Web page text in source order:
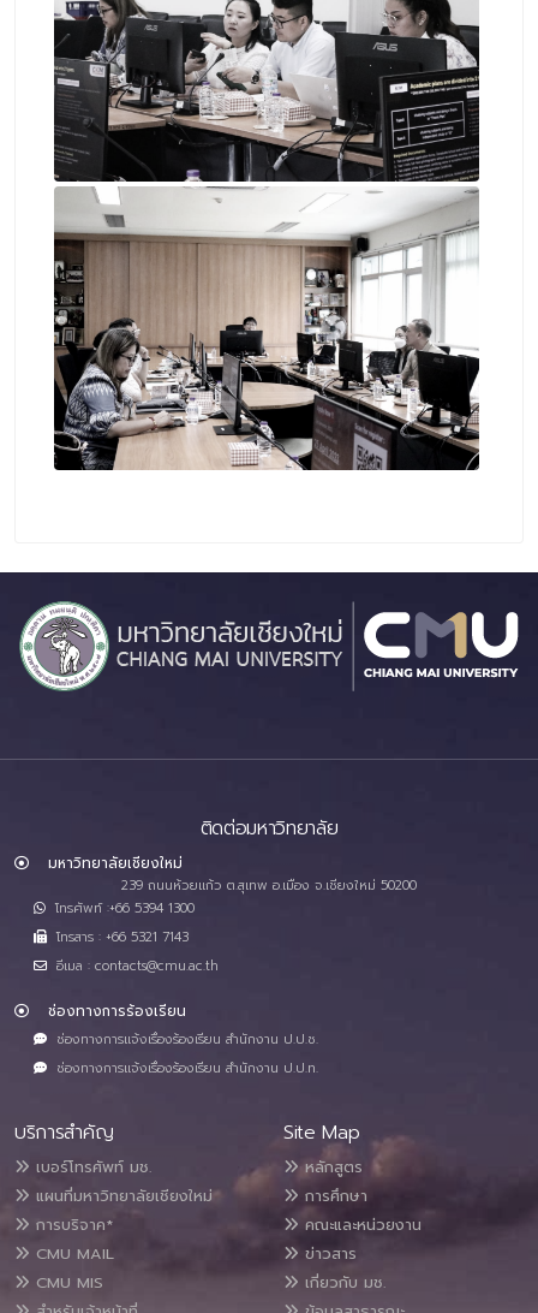
ติดต่อมหาวิทยาลัย
มหาวิทยาลัยเชียงใหม่
239 ถนนห้วยแก้ว ต.สุเทพ อ.เมือง จ.เชียงใหม่ 50200
โทรศัพท์ :+66 5394 1300
โทรสาร : +66 5321 7143
อีเมล : contacts@cmu.ac.th
ช่องทางการร้องเรียน
ช่องทางการแจ้งเรื่องร้องเรียน สำนักงาน ป.ป.ช.
ช่องทางการแจ้งเรื่องร้องเรียน สำนักงาน ป.ป.ท.
บริการสำคัญ
เบอร์โทรศัพท์ มช.
แผนที่มหาวิทยาลัยเชียงใหม่
การบริจาค*
CMU MAIL
CMU MIS
Site Map
หลักสูตร
การศึกษา
คณะและหน่วยงาน
ข่าวสาร
เกี่ยวกับ มช.